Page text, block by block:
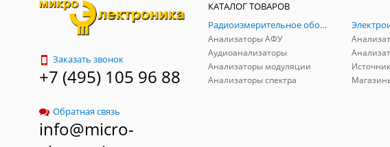
Заказать звонок
+7 (495) 105 96 88
Обратная связь
info@micro-
КАТАЛОГ ТОВАРОВ
Радиоизмерительное оборудование
Анализаторы АФУ
Аудиоанализаторы
Анализаторы модуляции
Анализаторы спектра